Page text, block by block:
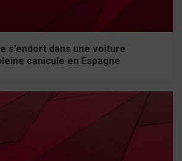
s’endort dans une voiture
canicule en Espagne